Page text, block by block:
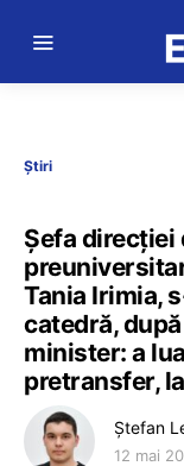
Știri
Șefa direcției
Tania Irimia,
catedră,
minister: a
pretransfer,
Ștefan
12 mai